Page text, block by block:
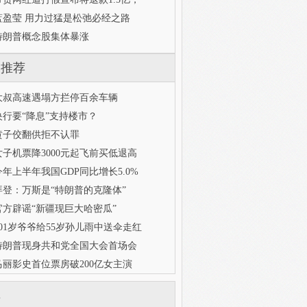
盈莹 用力过猛是松弛必经之路
朗普概念股集体暴涨
荐
叔高速遇塌方拦停百余车辆
行要“降息”支持楼市？
子佼翻供拒不认罪
子机票降3000元起飞前买低退高
年上半年我国GDP同比增长5.0%
登：万斯是“特朗普的克隆体”
方辟谣“新疆现巨大哈密瓜”
岁爷爷给55岁孙儿雨中送伞走红
朗普现身共和党全国大会首场会
丽影史首位票房破200亿女主演